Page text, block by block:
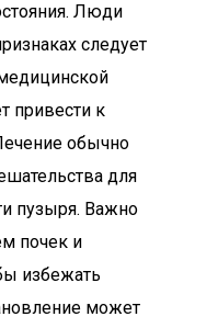
Люди
следует
привести к
обычно
для
пузыря. Важно
почек и
избежать
может